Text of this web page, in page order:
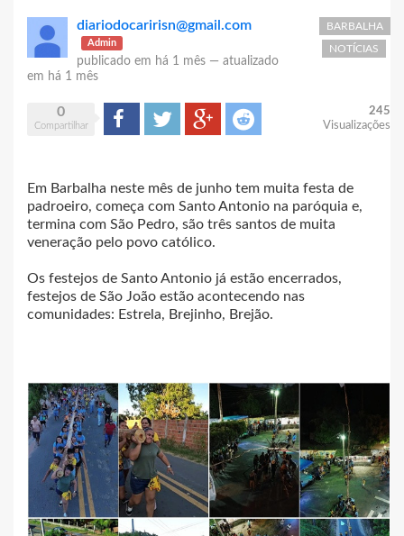
diariodocaririsn@gmail.com
Admin
publicado em há 1 mês — atualizado
em há 1 mês
BARBALHA
NOTÍCIAS
0
Compartilhar
Compartilhar
Tweet Google+ Reddit
245
Visualizações
Em Barbalha neste mês de junho tem muita festa de
padroeiro, começa com Santo Antonio na paróquia e,
termina com São Pedro, são três santos de muita
veneração pelo povo católico.
Os festejos de Santo Antonio já estão encerrados,
festejos de São João estão acontecendo nas
comunidades: Estrela, Brejinho, Brejão.